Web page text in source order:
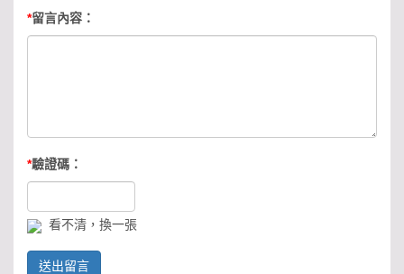
*留言內容：
*驗證碼：
看不清，換一張
送出留言